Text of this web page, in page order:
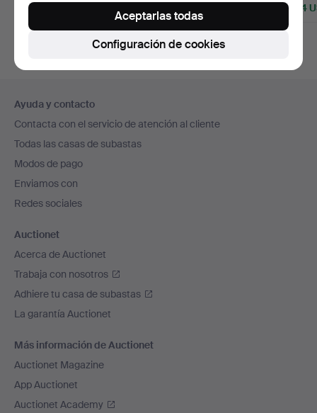
998 USD 1.424
en
el
pie
de
página
Ayuda y contacto
Contacta con el servicio de atención al cliente
Todas las casas de subastas
Modos de pago
Enviamos con
Redes sociales
Auctionet
Acerca de Auctionet
Trabaja con nosotros
Adhiere tu casa de subastas
La garantía Auctionet
Más información de Auctionet
Auctionet Magazine
App Auctionet
Auctionet Academy
Configuración de cookies
Aceptarlas todas